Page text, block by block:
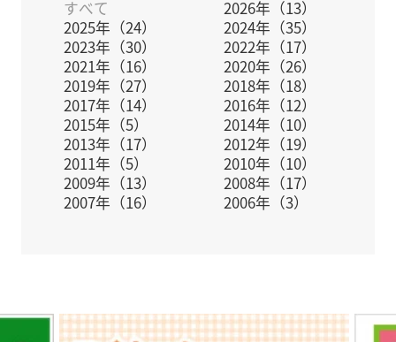
※定員になり次第締め切らせていただきます。
※会場80名収容のところ、40名に限定させていただ
きます。
すべて
2026年（13）
2025年（24）
2024年（35）
2023年（30）
2022年（17）
2021年（16）
2020年（26）
2019年（27）
2018年（18）
2017年（14）
2016年（12）
2015年（5）
2014年（10）
2013年（17）
2012年（19）
2011年（5）
2010年（10）
2009年（13）
2008年（17）
2007年（16）
2006年（3）